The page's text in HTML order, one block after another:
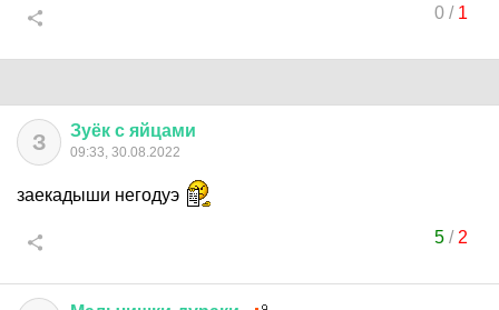
0/ 1
З Зуёк с яйцами
09:33, 30.08.2022
заекадыши негодуэ
5/ 2